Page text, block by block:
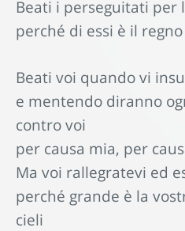
Beati i perseguitati per
perché di essi è il
Beati voi quando vi
e mentendo diranno
contro voi
per causa mia, per
Ma voi rallegratevi ed
perché grande è la
cieli